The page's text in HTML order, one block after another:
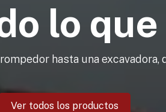
lo
hasta una excavadora,
Ver todos los productos